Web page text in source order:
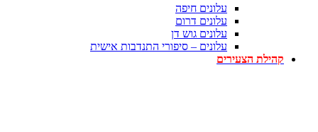
עלונים חיפה
עלונים דרום
עלונים גוש דן
עלונים – סיפורי התנדבות אישית
קהילת הצעירים